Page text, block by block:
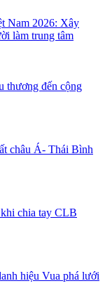
Nam 2026: Xây
làm trung tâm
thương đến cộng
châu Á- Thái Bình
chia tay CLB
hiệu Vua phá lưới